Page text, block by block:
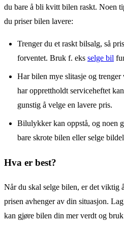
du bare å bli kvitt bilen raskt. Noen
du priser bilen lavere:
Trenger du et raskt bilsalg, så
forventet. Bruk f. eks selge bil
Har bilen mye slitasje og
har opprettholdt serviceheftet
gunstig å velge en lavere pris.
Bilulykker kan oppstå, og noen
bare skrote bilen eller selge
Hva er best?
Når du skal selge bilen, er det viktig
prisen avhenger av din situasjon.
kan gjøre bilen din mer verdt og